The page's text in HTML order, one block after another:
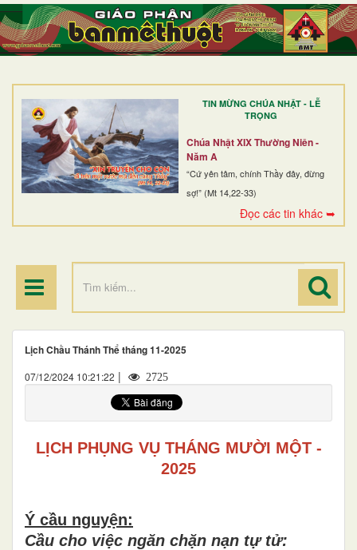
TIN MỪNG CHÚA NHẬT - LỄ
TRỌNG
Chúa Nhật XIX Thường Niên -
Năm A
“Cứ yên tâm, chính Thầy đây, đừng
sợ!” (Mt 14,22-33)
Đọc các tin khác ➥
TRANG NHẤT
GIỚI THIỆU
DÒNG TU
BAN MỤC VỤ
ĐOÀN THỂ CG
Lịch Chầu Thánh Thể tháng 11-2025
07/12/2024 10:21:22 | 2725
LỊCH PHỤNG VỤ THÁNG MƯỜI MỘT -
2025
Ý cầu nguyện:
Cầu cho việc ngăn chặn nạn tự tử: